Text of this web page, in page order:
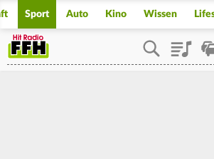
Sport Auto Kino Wissen
Playlist